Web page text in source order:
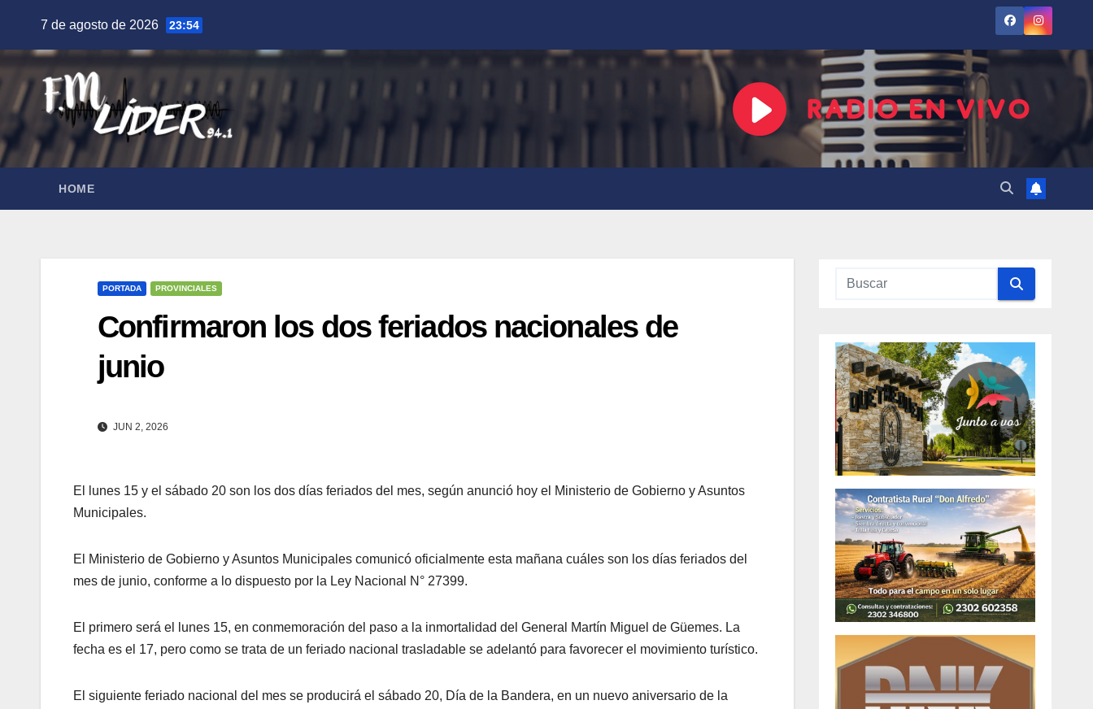
contenido
7 de agosto de 2026 23:54
HOME
PORTADA PROVINCIALES
Confirmaron los dos feriados nacionales de
junio
JUN 2, 2026
El lunes 15 y el sábado 20 son los dos días feriados del mes, según anunció hoy el Ministerio de Gobierno y Asuntos
Municipales.
El Ministerio de Gobierno y Asuntos Municipales comunicó oficialmente esta mañana cuáles son los días feriados del
mes de junio, conforme a lo dispuesto por la Ley Nacional N° 27399.
El primero será el lunes 15, en conmemoración del paso a la inmortalidad del General Martín Miguel de Güemes. La
fecha es el 17, pero como se trata de un feriado nacional trasladable se adelantó para favorecer el movimiento turístico.
El siguiente feriado nacional del mes se producirá el sábado 20, Día de la Bandera, en un nuevo aniversario de la